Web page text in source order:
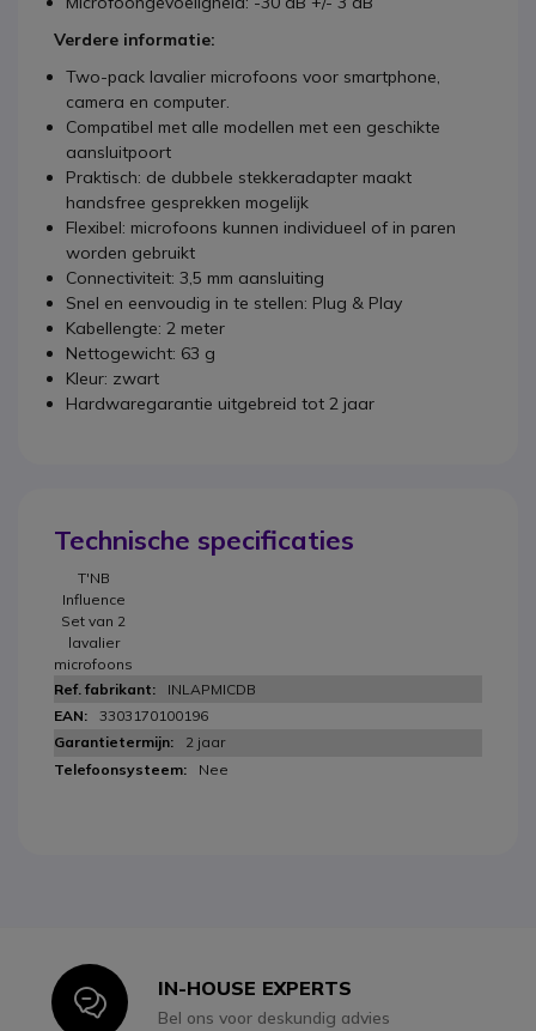
Verdere informatie:
Two-pack lavalier microfoons voor smartphone,
camera en computer.
Compatibel met alle modellen met een geschikte
aansluitpoort
Praktisch: de dubbele stekkeradapter maakt
handsfree gesprekken mogelijk
Flexibel: microfoons kunnen individueel of in paren
worden gebruikt
Connectiviteit: 3,5 mm aansluiting
Snel en eenvoudig in te stellen: Plug & Play
Kabellengte: 2 meter
Nettogewicht: 63 g
Kleur: zwart
Hardwaregarantie uitgebreid tot 2 jaar
Technische specificaties
T'NB
Influence
Set van 2
lavalier
microfoons
INLAPMICDB
3303170100196
2 jaar
Nee
IconIN-HOUSE EXPERTS
Bel ons voor deskundig advies